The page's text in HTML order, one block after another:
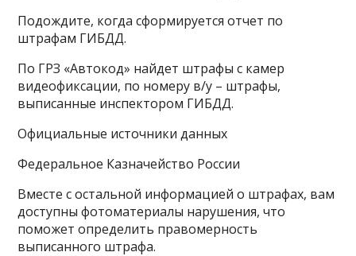
Подождите, когда сформируется отчет по
штрафам ГИБДД.
По ГРЗ «Автокод» найдет штрафы с камер
видеофиксации, по номеру в/у – штрафы,
выписанные инспектором ГИБДД.
Официальные источники данных
Федеральное Казначейство России
Вместе с остальной информацией о штрафах, вам
доступны фотоматериалы нарушения, что
поможет определить правомерность
выписанного штрафа.